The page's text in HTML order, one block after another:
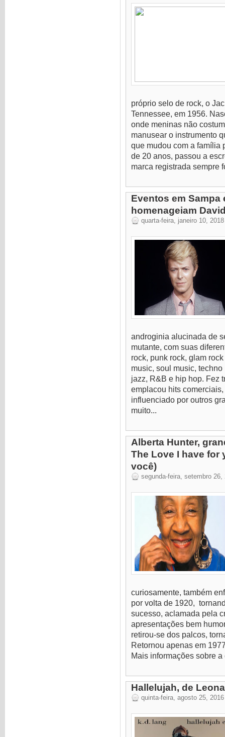
próprio selo de rock, o
Tennessee, em 1956.
onde meninas não
manusear o instrumento
que mudou com a família
de 20 anos, passou a
marca registrada sempre
Eventos em Sampa
homenageiam
quarta-feira, janeiro 10, 2018
androginia alucinada de
mutante, com suas
rock, punk rock, glam
music, soul music,
jazz, R&B e hip hop. Fez
emplacou hits
influenciado por outros
muito...
Alberta Hunter,
The Love I have for
você)
segunda-feira, setembro 26,
curiosamente, também
por volta de 1920,
sucesso, aclamada pela
apresentações bem
retirou-se dos palcos,
Retornou apenas em
Mais informações sobre a
Hallelujah, de
quinta-feira, agosto 25, 2016